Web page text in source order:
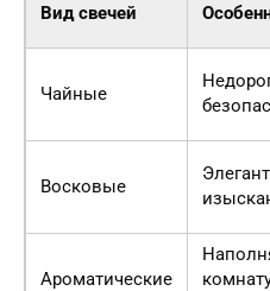
Вид свечей
Чайные
Восковые
Ароматические